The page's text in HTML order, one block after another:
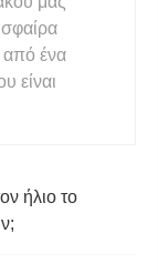
σφαίρα
από ένα
είναι
ήλιο το